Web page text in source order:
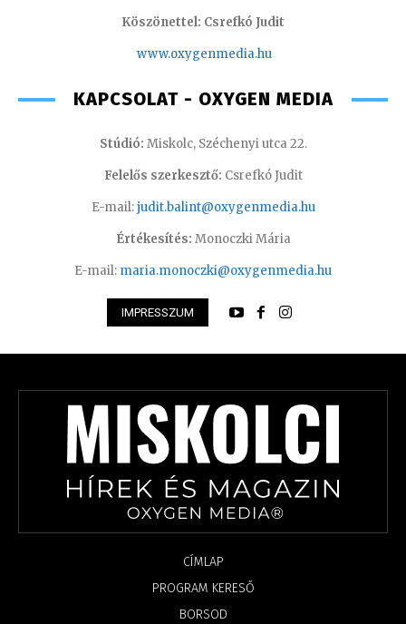
Köszönettel: Csrefkó Judit
www.oxygenmedia.hu
KAPCSOLAT - OXYGEN MEDIA
Stúdió: Miskolc, Széchenyi utca 22.
Felelős szerkesztő: Csrefkó Judit
E-mail:judit.balint@oxygenmedia.hu
Értékesítés: Monoczki Mária
E-mail: maria.monoczki@oxygenmedia.hu
IMPRESSZUM
CÍMLAP
PROGRAM KERESŐ
BORSOD